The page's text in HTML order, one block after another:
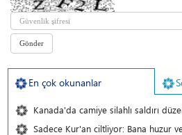
En çok okunanlar
Kanada'da camiye silahlı saldırı
Sadece Kur'an ciltliyor: Bana huzur